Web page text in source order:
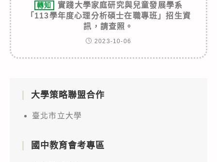
轉知
實踐大學家庭研究與兒童發展學系
「113學年度心理分析碩士在職專班」招生資
訊，請查照。
2023-10-06
大學策略聯盟合作
臺北市立大學
國中教育會考專區